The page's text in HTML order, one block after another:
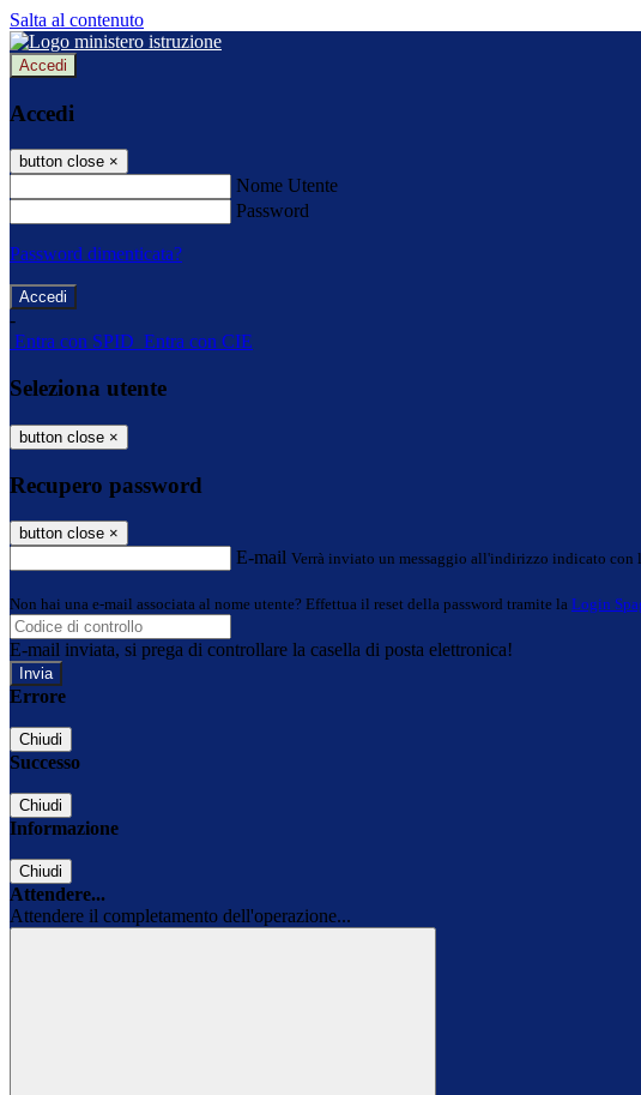
Salta al contenuto
Accedi
Accedi
button close ×
Nome Utente
Password
Password dimenticata?
-
Entra con SPID Entra con CIE
Seleziona utente
button close ×
Recupero password
button close ×
E-mail Verrà inviato un messaggio all'indirizzo indicato con
Non hai una e-mail associata al nome utente? Effettua il reset della password tramite la Login
E-mail inviata, si prega di controllare la casella di posta elettronica!
Errore
Chiudi
Successo
Chiudi
Informazione
Chiudi
Attendere...
Attendere il completamento dell'operazione...